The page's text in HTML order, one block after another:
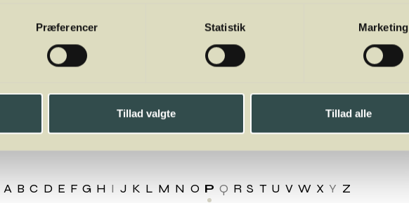
Præferencer Statistik Marketing
Tillad valgte Tillad alle
A B C D E F G H I J K L M N O P Q R S T U V W X Y Z